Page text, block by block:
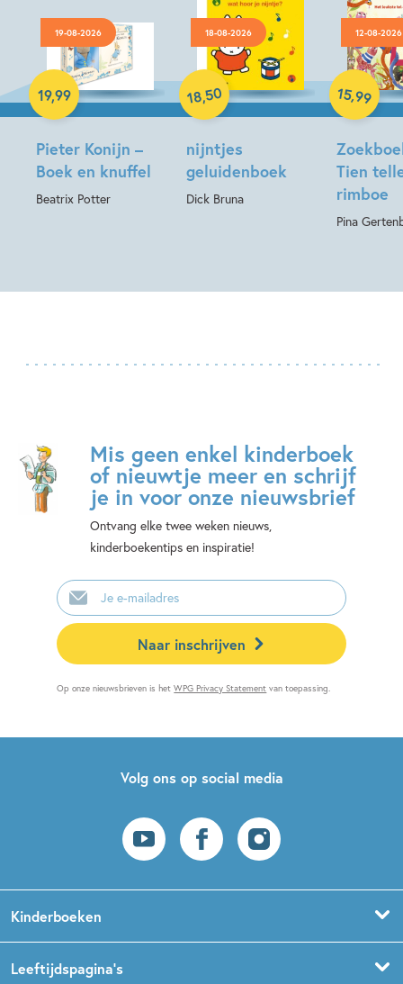
19-08-2026
Pieter Konijn –
Boek en knuffel
Beatrix Potter
19,99
Hardcover
18-08-2026
nijntjes
geluidenboek
Dick Bruna
18,50
Hardcover
12-08-2026
Tien
rimboe
Pina
15,99
Hardcover
Mis geen enkel kinderboek
of nieuwtje meer en schrijf
je in voor onze nieuwsbrief
Ontvang elke twee weken nieuws,
kinderboekentips en inspiratie!
E-
mailadres
Naar inschrijven
Op onze nieuwsbrieven is hetWPG Privacy Statement van toepassing.
Volg ons op social media
Kinderboeken
Leeftijdspagina’s